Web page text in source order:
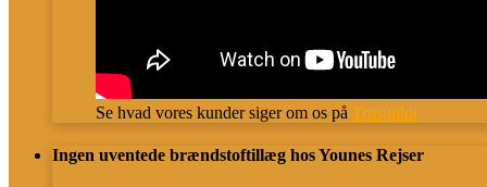
Se hvad vores kunder siger om os på Trustpilot
Ingen uventede brændstoftillæg hos Younes Rejser